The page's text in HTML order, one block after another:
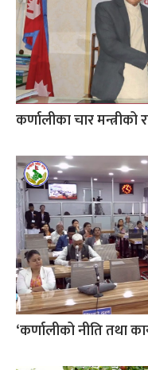
कर्णालीका चार मन्त्रीको
‘कर्णालीको नीति तथा